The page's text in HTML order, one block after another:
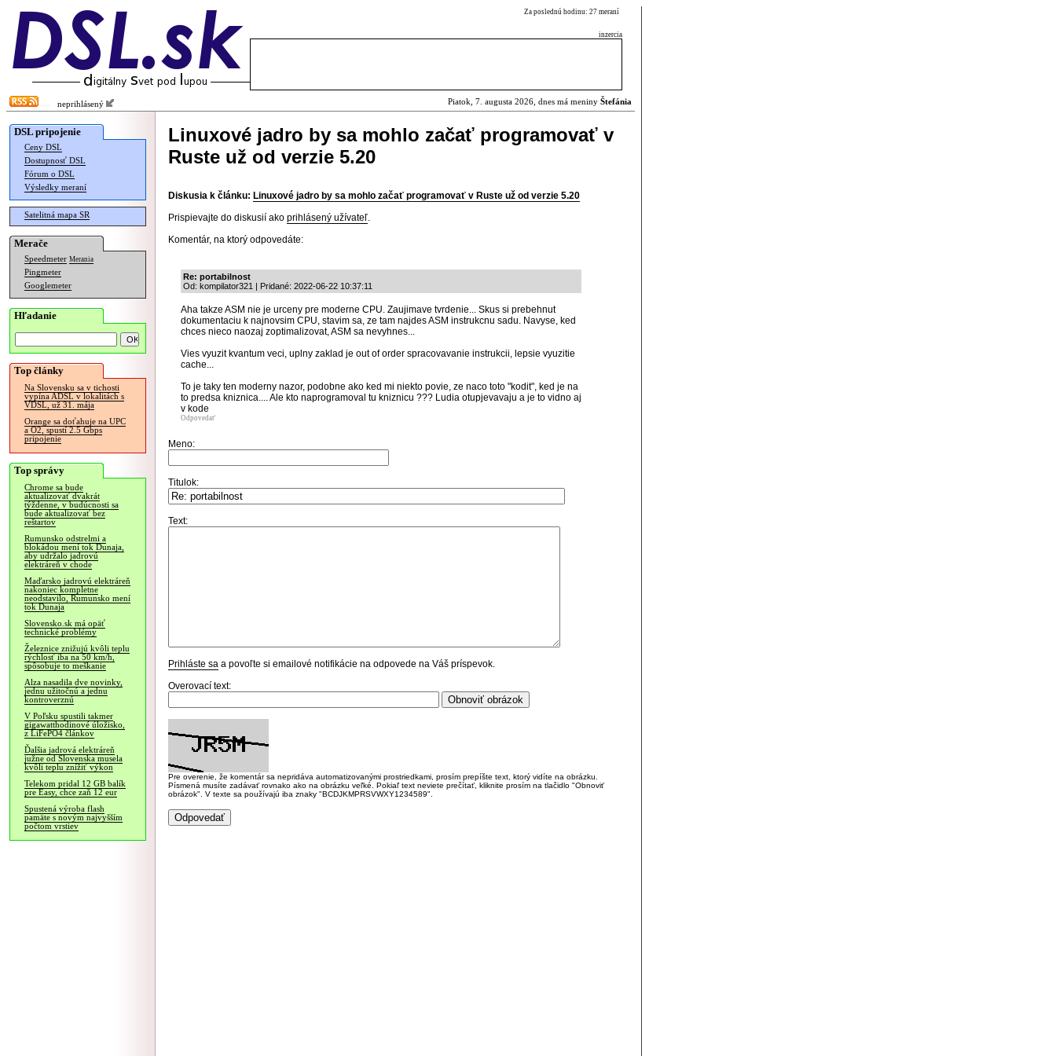
Za poslednú hodinu: 27 meraní
inzercia
neprihlásený Piatok, 7. augusta 2026, dnes má meniny Štefánia
DSL pripojenie
Ceny DSL
Dostupnosť DSL
Fórum o DSL
Výsledky meraní
Satelitná mapa SR
Merače
Speedmeter Merania
Pingmeter
Googlemeter
Hľadanie
Top články
Na Slovensku sa v tichosti
vypína ADSL v lokalitách s
VDSL, už 31. mája
Orange sa doťahuje na UPC
a O2, spustí 2.5 Gbps
pripojenie
Top správy
Chrome sa bude
aktualizovať dvakrát
týždenne, v budúcnosti sa
bude aktualizovať bez
reštartov
Rumunsko odstrelmi a
blokádou mení tok Dunaja,
aby udržalo jadrovú
elektráreň v chode
Maďarsko jadrovú elektráreň
nakoniec kompletne
neodstavilo, Rumunsko mení
tok Dunaja
Slovensko.sk má opäť
technické problémy
Železnice znižujú kvôli teplu
rýchlosť iba na 50 km/h,
spôsobuje to meškanie
Alza nasadila dve novinky,
jednu užitočnú a jednu
kontroverznú
V Poľsku spustili takmer
gigawatthodinové úložisko,
z LiFePO4 článkov
Ďalšia jadrová elektráreň
južne od Slovenska musela
kvôli teplu znížiť výkon
Telekom pridal 12 GB balík
pre Easy, chce zaň 12 eur
Spustená výroba flash
pamäte s novým najvyšším
počtom vrstiev
Linuxové jadro by sa mohlo začať programovať v
Ruste už od verzie 5.20
Diskusia k článku: Linuxové jadro by sa mohlo začať programovať v Ruste už od verzie 5.20
Prispievajte do diskusií ako prihlásený užívateľ.
Komentár, na ktorý odpovedáte:
Re: portabilnost
Od: kompilator321 | Pridané: 2022-06-22 10:37:11
Aha takze ASM nie je urceny pre moderne CPU. Zaujimave tvrdenie... Skus si prebehnut
dokumentaciu k najnovsim CPU, stavim sa, ze tam najdes ASM instrukcnu sadu. Navyse, ked
chces nieco naozaj zoptimalizovat, ASM sa nevyhnes...
Vies vyuzit kvantum veci, uplny zaklad je out of order spracovavanie instrukcii, lepsie vyuzitie
cache...
To je taky ten moderny nazor, podobne ako ked mi niekto povie, ze naco toto "kodit", ked je na
to predsa kniznica.... Ale kto naprogramoval tu kniznicu ??? Ludia otupjevavaju a je to vidno aj
v kode
Odpovedať
Meno:
Titulok:
Text:
Prihláste sa a povoľte si emailové notifikácie na odpovede na Váš príspevok.
Overovací text:
Pre overenie, že komentár sa nepridáva automatizovanými prostriedkami, prosím prepíšte text, ktorý vidíte na obrázku.
Písmená musíte zadávať rovnako ako na obrázku veľké. Pokiaľ text neviete prečítať, kliknite prosím na tlačidlo "Obnoviť
obrázok". V texte sa používajú iba znaky "BCDJKMPRSVWXY1234589".